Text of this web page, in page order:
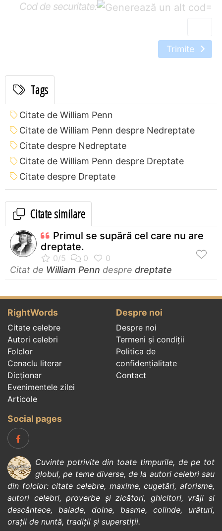
Cod de securitate: =
Trimite
Tags
Citate de William Penn
Citate de William Penn despre Nedreptate
Citate despre Nedreptate
Citate de William Penn despre Dreptate
Citate despre Dreptate
Citate similare
Primul se supără cel care nu are
dreptate.
Citat de William Penn despre dreptate
RightWords
Citate celebre
Autori celebri
Folclor
Cenaclu literar
Dicționar
Evenimentele zilei
Articole
Despre noi
Despre noi
Termeni și condiții
Politica de
confidenţialitate
Contact
Social pages
Cuvinte potrivite din toate timpurile, de pe tot
globul, pe teme diverse, de la autori celebrisau
din folclor:citate celebre, maxime,cugetări,aforisme,
autori celebri,proverbe și zicători, ghicitori, vrăji si
descântece, balade, doine, basme, colinde, urături,
orații de nuntă, tradiții și superstiții.